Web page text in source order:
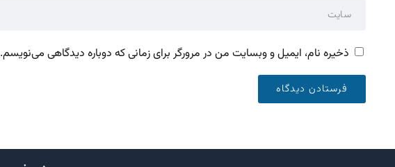
ذخیره نام، ایمیل و وبسایت من در مرورگر برای زمانی که دوباره دیدگاهی می‌نویسم.